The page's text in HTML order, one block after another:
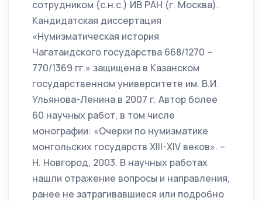
сотрудником (с.н.с.) ИВ РАН (г. Москва).
Кандидатская диссертация
«Нумизматическая история
Чагатаидского государства 668/1270 –
770/1369 гг.» защищена в Казанском
государственном университете им. В.И.
Ульянова-Ленина в 2007 г. Автор более
60 научных работ, в том числе
монографии: «Очерки по нумизматике
монгольских государств XIII-XIV веков». –
Н. Новгород, 2003. В научных работах
нашли отражение вопросы и направления,
ранее не затрагивавшиеся или подробно